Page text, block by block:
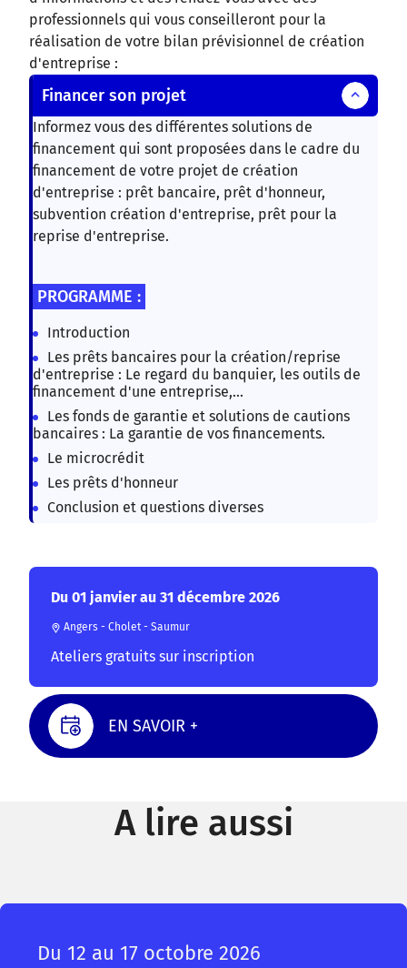
professionnels qui vous conseilleront pour la
réalisation de votre bilan prévisionnel de création
d'entreprise :
Financer son projet
Informez vous des différentes solutions de
financement qui sont proposées dans le cadre du
financement de votre projet de création
d'entreprise : prêt bancaire, prêt d'honneur,
subvention création d'entreprise, prêt pour la
reprise d'entreprise.
PROGRAMME :
Introduction
Les prêts bancaires pour la création/reprise
d'entreprise : Le regard du banquier, les outils de
financement d'une entreprise,...
Les fonds de garantie et solutions de cautions
bancaires : La garantie de vos financements.
Le microcrédit
Les prêts d'honneur
Conclusion et questions diverses
Du 01 janvier au 31 décembre 2026
Angers - Cholet - Saumur
Ateliers gratuits sur inscription
EN SAVOIR +
A lire aussi
Du 12 au 17 octobre 2026